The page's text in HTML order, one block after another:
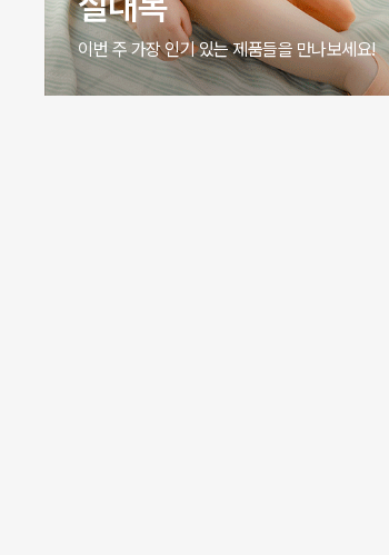
이번 주 가장 인기 있는 제품들을 만나보세요!